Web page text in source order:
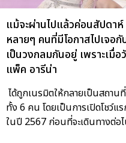
แม้จะผ่านไปแล้วค่อนสัปดา
หลายๆ คนที่มีโอกาสไปเจอ
เป็นวงกลมกันอยู่ เพราะเมื่
แพ็ค อารีน่า
ได้ถูกเนรมิตให้กลายเป็นสถา
ทั้ง 6 คน โดยเป็นการเปิดโชว์
ในปี 2567 ก่อนที่จะเดินทางต่อ